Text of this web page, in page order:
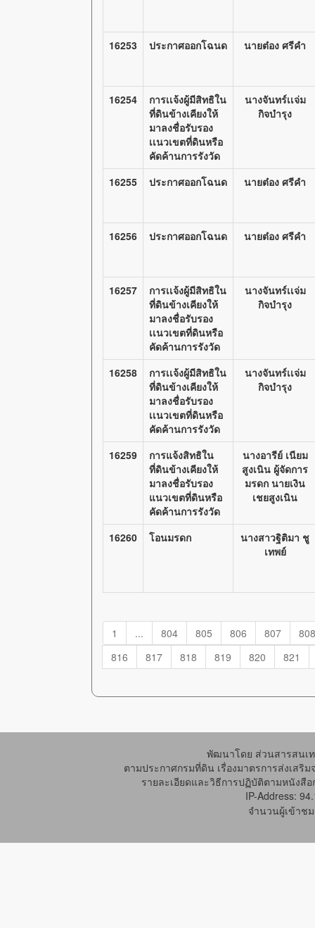
16253 ประกาศออกโฉนด นายต๋อง ศรีคำ
16254
การเเจ้งผู้มีสิทธิใน
ที่ดินข้างเคียงให้
มาลงชื่อรับรอง
เเนวเขตที่ดินหรือ
คัดค้านการรังวัด
นางจันทร์เเจ่ม
กิจบำรุง
16255 ประกาศออกโฉนด นายต๋อง ศรีคำ
16256 ประกาศออกโฉนด นายต๋อง ศรีคำ
16257
การเเจ้งผู้มีสิทธิใน
ที่ดินข้างเคียงให้
มาลงชื่อรับรอง
เเนวเขตที่ดินหรือ
คัดค้านการรังวัด
นางจันทร์เเจ่ม
กิจบำรุง
16258
การเเจ้งผู้มีสิทธิใน
ที่ดินข้างเคียงให้
มาลงชื่อรับรอง
เเนวเขตที่ดินหรือ
คัดค้านการรังวัด
นางจันทร์เเจ่ม
กิจบำรุง
16259
การแจ้งสิทธิใน
ที่ดินข้างเคียงให้
มาลงชื่อรับรอง
แนวเขตที่ดินหรือ
คัดค้านการรังวัด
นางอารีย์ เนียม
สูงเนิน ผู้จัดการ
มรดก นายเงิน
เชยสูงเนิน
16260 โอนมรดก
นางสาวฐิติมา ชู
เทพย์
1 ... 804 805 806 807
808
816
817 818 819 820 821
พัฒนาโดย ส่วนสารสนเ
ตามประกาศกรมที่ดิน เรื่องมาตรการส่งเสริ
รายละเอียดและวิธีการปฏิบัติตามหนังสื
IP-Address:
จำนวนผู้เข้าช